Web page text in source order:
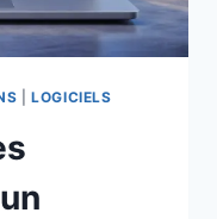
|LOGICIELS